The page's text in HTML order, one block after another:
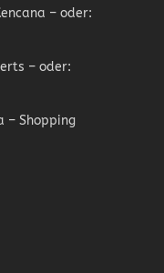
– oder:
– oder:
– Shopping